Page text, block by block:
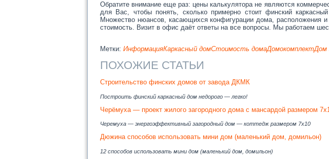
Обратите внимание еще раз: цены калькулятора не являются
для Вас, чтобы понять, сколько примерно стоит финский
Множество нюансов, касающихся конфигурации дома, расположения
стоимость. Визит в офис даёт ответы на все вопросы. Мы работаем
Метки: ИнформацияКаркасный домСтоимость домаДомокомплектДом
ПОХОЖИЕ СТАТЬИ
Строительство финских домов от завода ДКМК
Построить финский каркасный дом недорого — легко!
Черёмуха — проект жилого загородного дома с мансардой размером
Черемуха — энергоэффективный загородный дом — коттедж размером 7х10
Дюжина способов использовать мини дом (маленький дом, домильон)
12 способов использовать мини дом (маленький дом, домильон)